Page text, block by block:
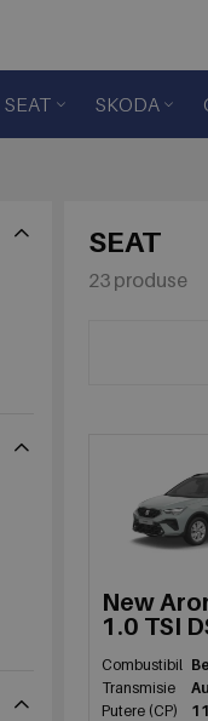
SEAT SKODA
SEAT
23 produse
New
1.0 TSI
Combustibil
Transmisie
Putere (CP)